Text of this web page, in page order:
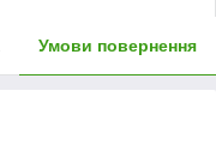
Умови повернення